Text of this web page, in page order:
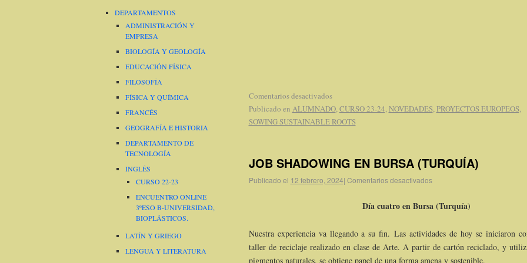
Comentarios desactivados
Publicado en ALUMNADO,CURSO 23-24,NOVEDADES, PROYECTOS EUROPEOS,
SOWING SUSTAINABLE ROOTS
JOB SHADOWING EN BURSA (TURQUÍA)
Publicado el 12 febrero, 2024| Comentarios desactivados
Día cuatro en Bursa (Turquía)
Nuestra experiencia va llegando a su fin. Las actividades de hoy se iniciaron
taller de reciclaje realizado en clase de Arte. A partir de cartón reciclado, y
pigmentos naturales, se obtiene papel de una forma amena y sostenible.
DEPARTAMENTOS
ADMINISTRACIÓN Y
EMPRESA
BIOLOGÍA Y GEOLOGÍA
EDUCACIÓN FÍSICA
FILOSOFÍA
FÍSICA Y QUÍMICA
FRANCÉS
GEOGRAFÍA E HISTORIA
DEPARTAMENTO DE
TECNOLOGÍA
INGLÉS
CURSO 22-23
ENCUENTRO ONLINE
3ºESO B-UNIVERSIDAD,
BIOPLÁSTICOS.
LATÍN Y GRIEGO
LENGUA Y LITERATURA